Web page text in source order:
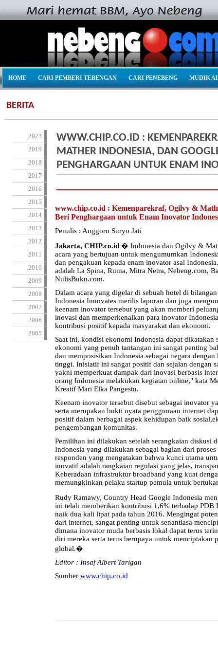
HOME CARI PEMBERI TEBENGAN CARI PENEBENG MUDIK
BERITA
2023
2019
2018
2017
2016
2015
2014
2013
2012
2011
2010
2009
2008
2007
2006
2005
WWW.CHIP.CO.ID :
MATHER INDONESIA, DAN
PENGHARGAAN UNTUK ENAM
www.chip.co.id : Kemenparekraf, Ogilvy &
Beri Penghargaan untuk Enam Inovator
Penulis : Anggoro Suryo Jati
Jakarta, CHIP.co.id � Indonesia dan Ogilvy &
acara yang bertujuan untuk mengumumkan
dan pengakuan kepada enam inovator asal
adalah La Spina, Ruma, Mitra Netra, Nebeng.com,
NulisBuku.com.
Dalam acara yang digelar di sebuah hotel di bilangan
Indonesia Innovates merilis laporan dan juga
keenam inovator tersebut yang akan memberi
inovasi dan memperkenalkan para inovator
kontribusi positif kepada masyarakat dan ekonomi.
Saat ini, kondisi ekonomi Indonesia dapat dikatakan
ekonomi yang penuh tantangan ini sangat penting
dan memposisikan Indonesia sebagai negara
tinggi. Inisiatif ini sangat positif dan sejalan dengan
yakni memperkuat dampak dari inovasi berbasis
orang Indonesia melakukan kegiatan online," kata
Kreatif Mari Elka Pangestu.
Keenam inovator tersebut disebut sebagai inovator
serta merupakan bukti nyata penggunaan internet
positif dalam berbagai aspek kehidupan baik
pengembangan komunitas.
Pemilihan ini dilakukan setelah serangkaian diskusi
Indonesia yang dilakukan sebagai bagian dari
responden yang mengatakan bahwa kunci utama
inovatif adalah rangkaian regulasi yang jelas,
Keberadaan infrastruktur broadband yang kuat
memungkinkan pelaku startup pemula untuk
Rudy Ramawy, Country Head Google Indonesia
ini telah memberikan kontribusi 1,6% terhadap PDB
naik dua kali lipat pada tahun 2016. Mengingat
dari internet, sangat penting untuk senantiasa
dimana inovator muda berbasis lokal dapat terus
diri mereka serta terus berupaya untuk menciptakan
global.�
Editor : Insaf Albert Tarigan
Sumber www.chip.co.id